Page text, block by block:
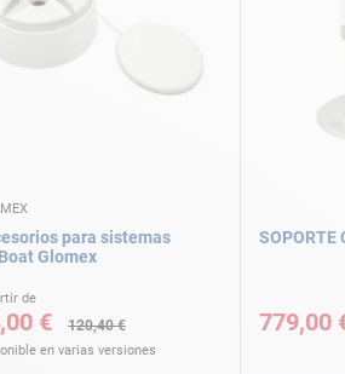
para sistemas
Glomex
de
€ 120,40 €
en varias versiones
SOPORTE
779,00